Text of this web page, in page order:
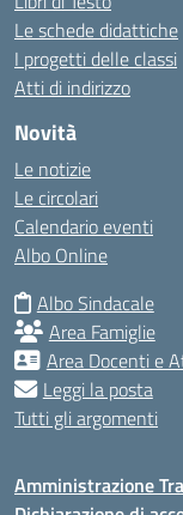
Le schede didattiche
I progetti delle classi
Atti di indirizzo
Novità
Le notizie
Le circolari
Calendario eventi
Albo Online
Albo Sindacale
Area Famiglie
Area Docenti e
Leggi la posta
Tutti gli argomenti
Amministrazione